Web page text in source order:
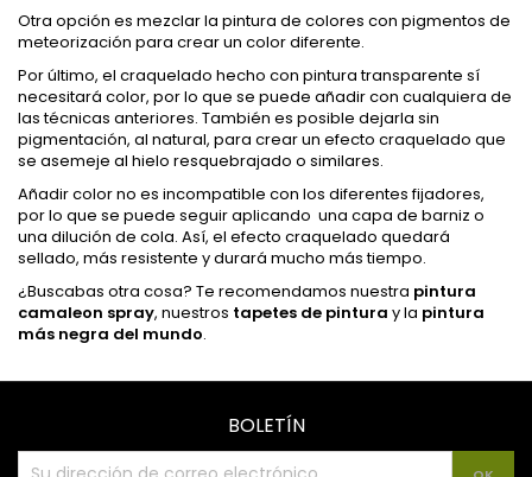
Otra opción es mezclar la pintura de colores con pigmentos de
meteorización para crear un color diferente.
Por último, el craquelado hecho con pintura transparente sí
necesitará color, por lo que se puede añadir con cualquiera de
las técnicas anteriores. También es posible dejarla sin
pigmentación, al natural, para crear un efecto craquelado que
se asemeje al hielo resquebrajado o similares.
Añadir color no es incompatible con los diferentes fijadores,
por lo que se puede seguir aplicando una capa de barniz o
una dilución de cola. Así, el efecto craquelado quedará
sellado, más resistente y durará mucho más tiempo.
¿Buscabas otra cosa? Te recomendamos nuestra pintura
camaleon spray, nuestros tapetes de pintura y la pintura
más negra del mundo.
BOLETÍN